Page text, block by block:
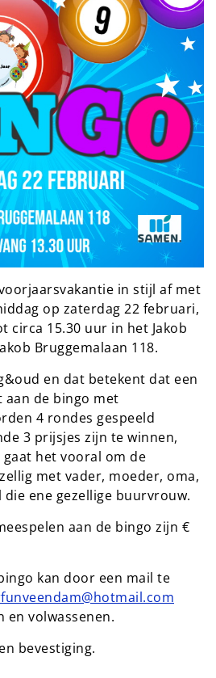
in stijl af met
op zaterdag 22 februari,
circa 15.30 uur in het Jakob
Bruggemalaan 118.
en dat betekent dat een
aan de bingo met
4 rondes gespeeld
3 prijsjes zijn te winnen,
het vooral om de
met vader, moeder, oma,
ene gezellige buurvrouw.
aan de bingo zijn €
kan door een mail te
en volwassenen.
bevestiging.